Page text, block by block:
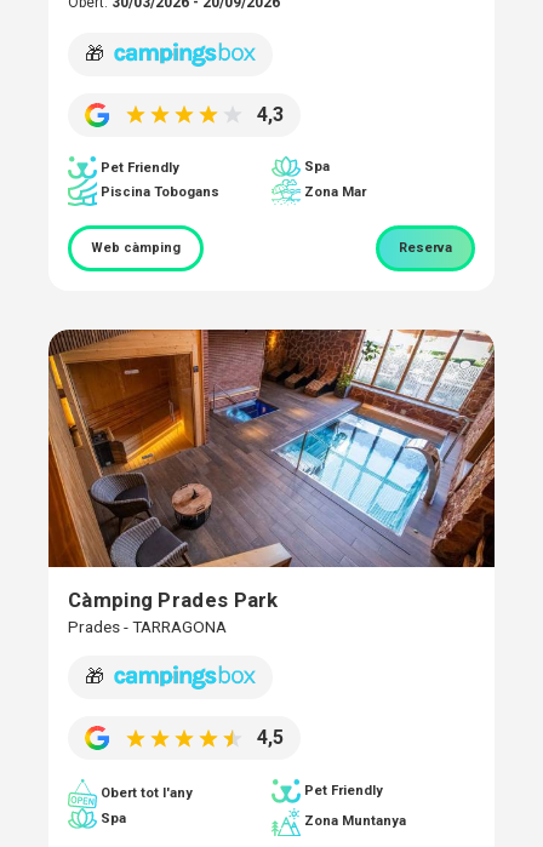
🎁
4,3
Pet Friendly
Spa
Piscina Tobogans
Zona Mar
Web càmping Reserva
Càmping Prades Park
Prades - TARRAGONA
🎁
4,5
Obert tot l'any
Pet Friendly
Spa
Zona Muntanya